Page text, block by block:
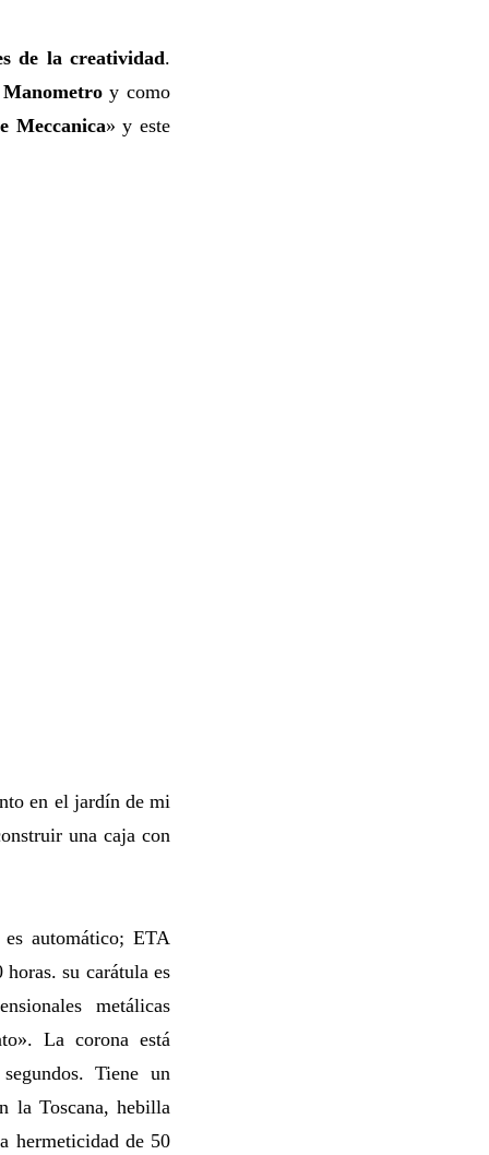
de la creatividad.
Manometroy como
Meccanica» y este
en el jardín de mi
una caja con
automático; ETA
su carátula es
metálicas
La corona está
Tiene un
la Toscana, hebilla
hermeticidad de 50